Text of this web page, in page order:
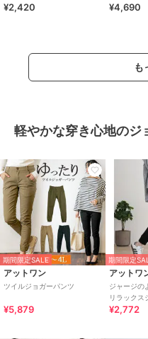
¥2,420 ¥4,690
も
軽やかな穿き心地のジ
期間限定SALE
アットワン
ツイルジョガーパンツ
¥5,879
期間限定
アットワ
ジャージの
リラックス
¥2,772